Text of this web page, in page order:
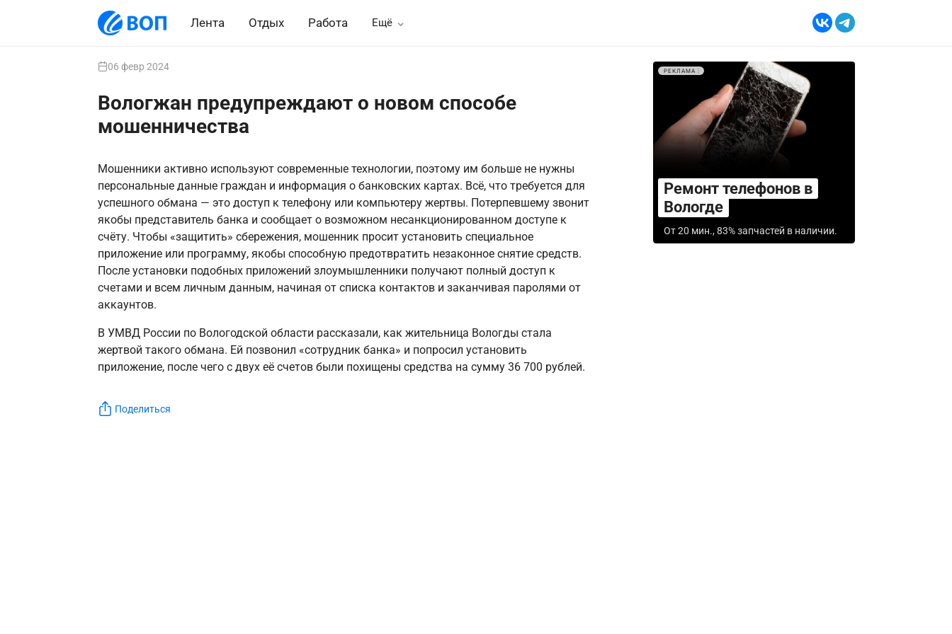
Лента Отдых Работа Ещё
06 февр 2024
Вологжан предупреждают о новом способе
мошенничества
Мошенники активно используют современные технологии, поэтому им больше не нужны
персональные данные граждан и информация о банковских картах. Всё, что требуется для
успешного обмана — это доступ к телефону или компьютеру жертвы. Потерпевшему звонит
якобы представитель банка и сообщает о возможном несанкционированном доступе к
счёту. Чтобы «защитить» сбережения, мошенник просит установить специальное
приложение или программу, якобы способную предотвратить незаконное снятие средств.
После установки подобных приложений злоумышленники получают полный доступ к
счетами и всем личным данным, начиная от списка контактов и заканчивая паролями от
аккаунтов.
В УМВД России по Вологодской области рассказали, как жительница Вологды стала
жертвой такого обмана. Ей позвонил «сотрудник банка» и попросил установить
приложение, после чего с двух её счетов были похищены средства на сумму 36 700 рублей.
Поделиться
РЕКЛАМА
Ремонт телефонов в
Вологде
От 20 мин., 83% запчастей в наличии.